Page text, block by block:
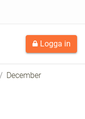
Logga in
December